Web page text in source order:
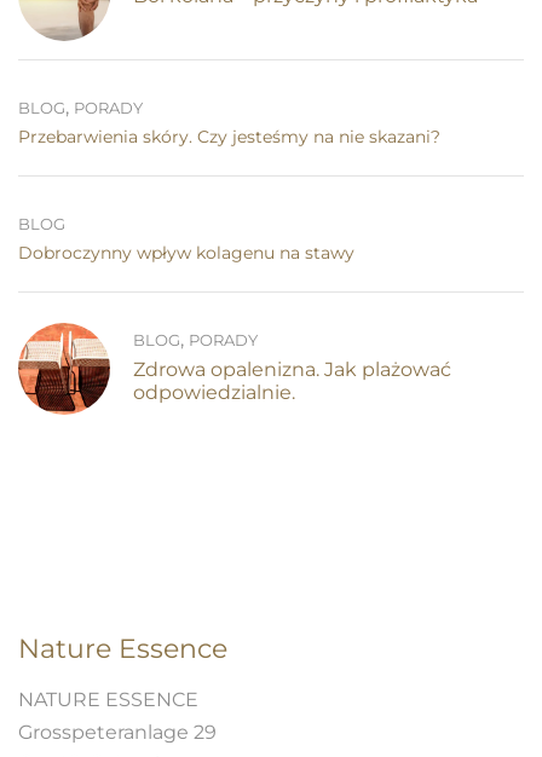
BLOG, PORADY
Przebarwienia skóry. Czy jesteśmy na nie skazani?
BLOG
Dobroczynny wpływ kolagenu na stawy
BLOG, PORADY
Zdrowa opalenizna. Jak plażować
odpowiedzialnie.
Nature Essence
NATURE ESSENCE
Grosspeteranlage 29